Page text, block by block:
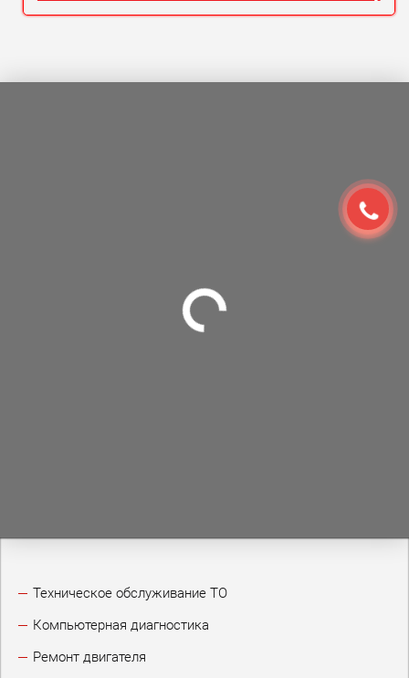
Техническое обслуживание ТО
Компьютерная диагностика
Ремонт двигателя